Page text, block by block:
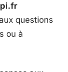
questions
ou à